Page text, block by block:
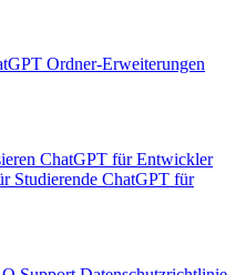
Ordner-Erweiterungen
ChatGPT für Entwickler
Studierende ChatGPT für